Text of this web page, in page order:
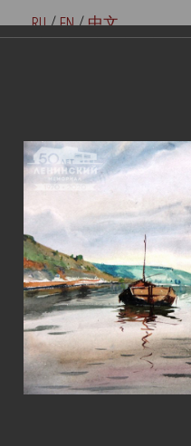
RU/EN/中文
онлайн
Ленина
Мемориальные
«Домики на